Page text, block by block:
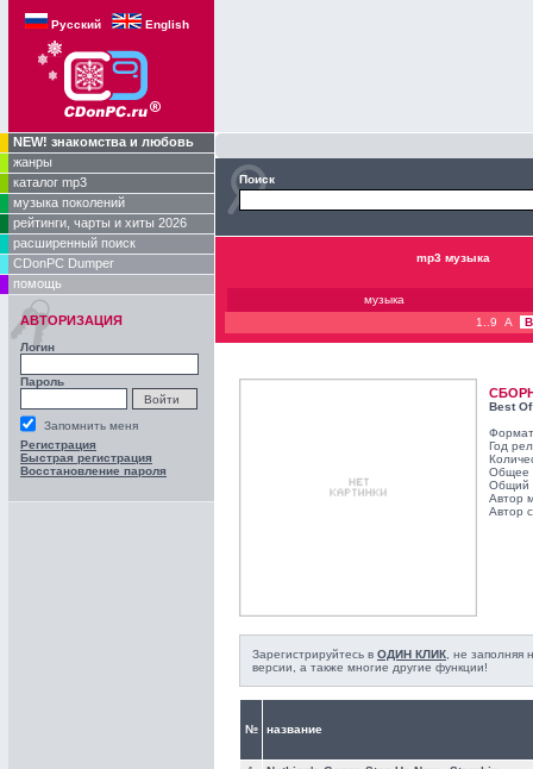
Русский English
NEW! знакомства и любовь
жанры
каталог mp3
музыка поколений
рейтинги, чарты и хиты 2026
расширенный поиск
CDonPC Dumper
помощь
АВТОРИЗАЦИЯ
Логин
Пароль
Запомнить меня
Регистрация
Быстрая регистрация
Восстановление пароля
Поиск
mp3 музыка
музыка
1..9
A B
Best
Год
Общее
Общий
Автор
Автор
Зарегистрируйтесь в ОДИН КЛИК , не
версии, а также многие другие функции!
№ название